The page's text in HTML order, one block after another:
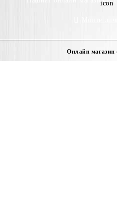
Онлайн магазин